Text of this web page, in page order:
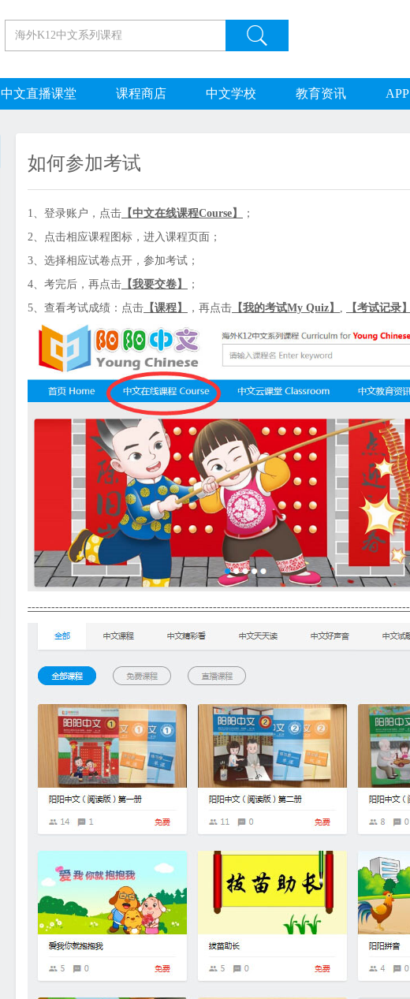
中文直播课堂 课程商店 中文学校 教育资讯 APP
如何参加考试
1、登录账户，点击 【中文在线课程Course】
；
2、点击相应课程图标，进入课程页面；
3、选择相应试卷点开，参加考试；
4、考完后，再点击 【我要交卷】
；
5、查看考试成绩：点击 【课程】 ，再点击 【我的考试My Quiz】 , 【考试记录】